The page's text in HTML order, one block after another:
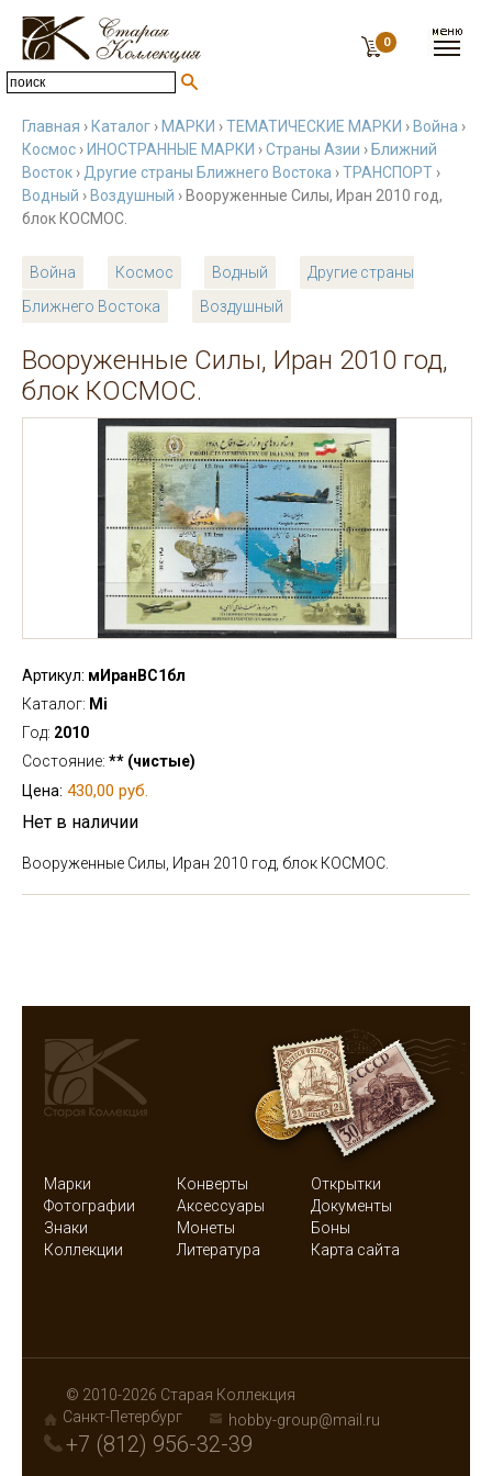
0
Главная › Каталог › МАРКИ ›ТЕМАТИЧЕСКИЕ МАРКИ › Война ›
Космос › ИНОСТРАННЫЕ МАРКИ ›Страны Азии › Ближний
Восток › Другие страны Ближнего Востока ›ТРАНСПОРТ ›
Водный › Воздушный › Вооруженные Силы, Иран 2010 год,
блок КОСМОС.
Война Космос Водный
Другие страны
Ближнего Востока
Воздушный
Вооруженные Силы, Иран 2010 год,
блок КОСМОС.
Артикул: мИранВС1бл
Каталог: Mi
Год: 2010
Состояние: ** (чистые)
Цена: 430,00 руб.
Нет в наличии
Вооруженные Силы, Иран 2010 год, блок КОСМОС.
Марки Конверты
Открытки
Фотографии
Аксессуары
Документы
Знаки
Монеты
Боны
Коллекции
Литература Карта сайта
© 2010-2026 Старая Коллекция
Санкт-Петербург
hobby-group@mail.ru
+7 (812) 956-32-39